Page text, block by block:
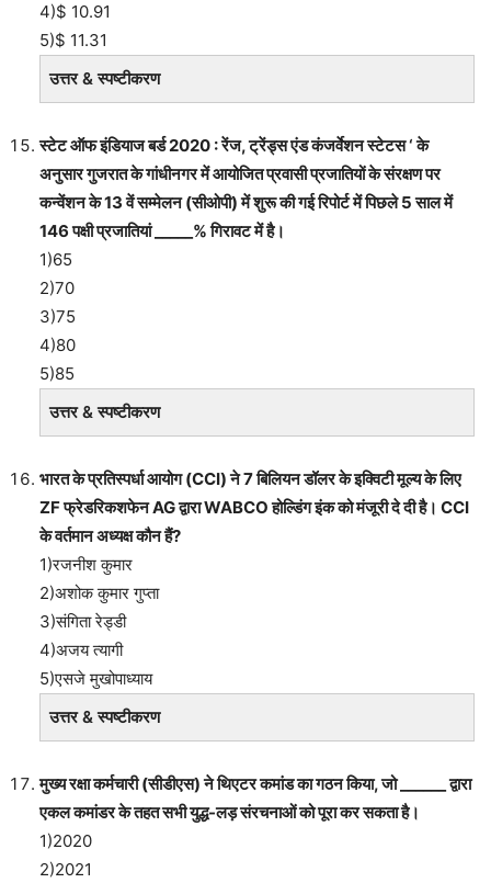
4)$ 10.91
5)$ 11.31
उत्तर & स्पष्टीकरण
स्टेट ऑफ इंडियाज बर्ड 2020 : रेंज, ट्रेंड्स एंड कंजर्वेशन स्टेटस ‘ के
अनुसार गुजरात के गांधीनगर में आयोजित प्रवासी प्रजातियों के संरक्षण पर
कन्वेंशन के 13 वें सम्मेलन (सीओपी) में शुरू की गई रिपोर्ट में पिछले 5 साल में
146 पक्षी प्रजातियां _____% गिरावट में है।
1)65
2)70
3)75
4)80
5)85
उत्तर & स्पष्टीकरण
भारत के प्रतिस्पर्धा आयोग (CCI) ने 7 बिलियन डॉलर के इक्विटी मूल्य के लिए
ZF फ्रेडरिकशफेन AG द्वारा WABCO होल्डिंग इंक को मंजूरी दे दी है। CCI
के वर्तमान अध्यक्ष कौन हैं?
1)रजनीश कुमार
2)अशोक कुमार गुप्ता
3)संगिता रेड्डी
4)अजय त्यागी
5)एसजे मुखोपाध्याय
उत्तर & स्पष्टीकरण
मुख्य रक्षा कर्मचारी (सीडीएस) ने थिएटर कमांड का गठन किया, जो ______ द्वारा
एकल कमांडर के तहत सभी युद्ध-लड़ संरचनाओं को पूरा कर सकता है।
1)2020
2)2021